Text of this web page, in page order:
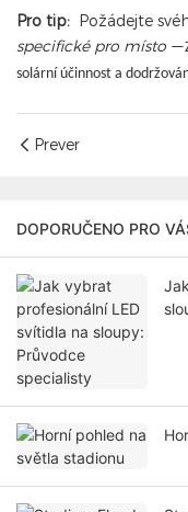
Pro tip: Požádejte
specifické pro místo
solární účinnost a
Prever
DOPORUČENO PRO